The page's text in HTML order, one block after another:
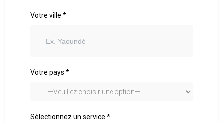
Votre ville *
Votre pays *
Sélectionnez un service *